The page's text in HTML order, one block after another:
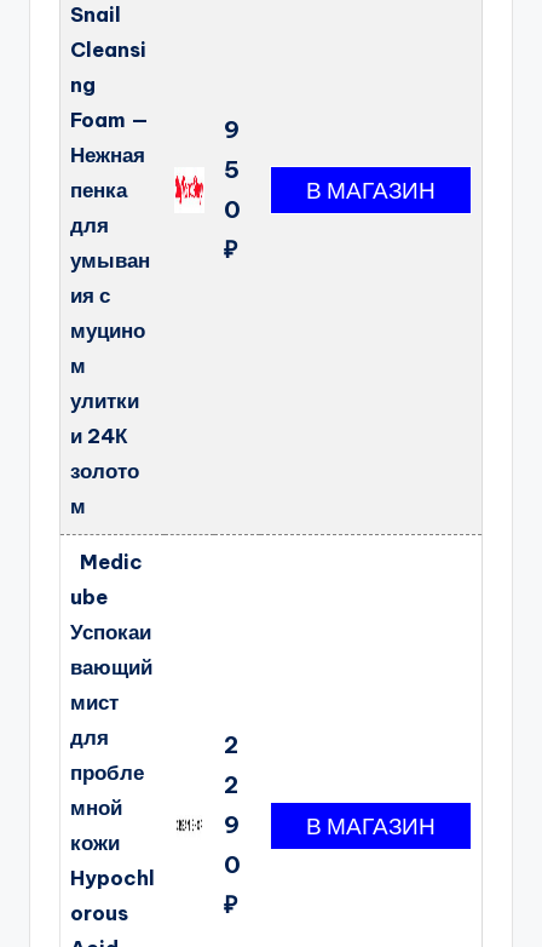
Snail
Cleansi
ng
Foam —
Нежная
пенка
для
умыван
ия с
муцино
м
улитки
и 24К
золото
м
9
5
0
₽
Medic
ube
Успокаи
вающий
мист
для
пробле
мной
кожи
Hypochl
orous
2
2
9
0
₽